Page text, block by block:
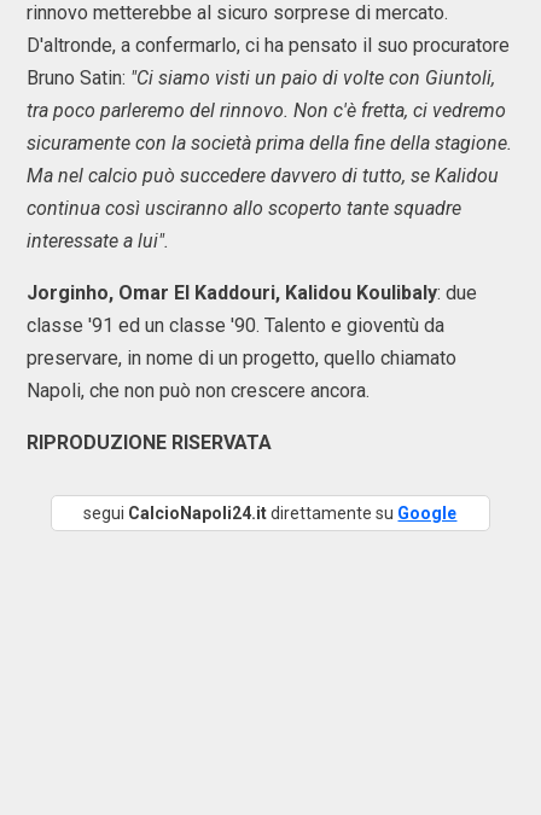
rinnovo metterebbe al sicuro sorprese di mercato.
D'altronde, a confermarlo, ci ha pensato il suo procuratore
Bruno Satin: "Ci siamo visti un paio di volte con Giuntoli,
tra poco parleremo del rinnovo. Non c'è fretta, ci vedremo
sicuramente con la società prima della fine della stagione.
Ma nel calcio può succedere davvero di tutto, se Kalidou
continua così usciranno allo scoperto tante squadre
interessate a lui".
Jorginho, Omar El Kaddouri, Kalidou Koulibaly: due
classe '91 ed un classe '90. Talento e gioventù da
preservare, in nome di un progetto, quello chiamato
Napoli, che non può non crescere ancora.
RIPRODUZIONE RISERVATA
segui CalcioNapoli24.itdirettamente su Google